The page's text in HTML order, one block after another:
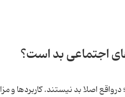
اجتماعی بد است؟
اصلا بد نیستند. کاربردها و